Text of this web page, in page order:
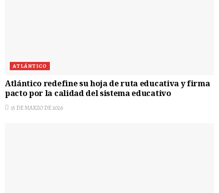
ATLÁNTICO
Atlántico redefine su hoja de ruta educativa y firma
pacto por la calidad del sistema educativo
15 DE MARZO DE 2026